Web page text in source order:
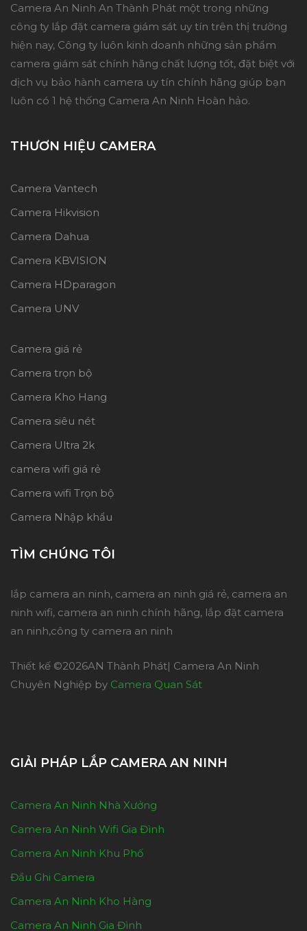
Camera An Ninh An Thành Phát một trong những
công ty lắp đặt camera giám sát uy tín trên thị trường
hiện nay, Công ty luôn kinh doanh những sản phẩm
camera giám sát chính hãng chất lượng tốt, đặt biệt với
dịch vụ bảo hành camera uy tín chính hãng giúp bạn
luôn có 1 hệ thống Camera An Ninh Hoàn hảo.
THƯƠN HIỆU CAMERA
Camera Vantech
Camera Hikvision
Camera Dahua
Camera KBVISION
Camera HDparagon
Camera UNV
Camera giá rẻ
Camera trọn bộ
Camera Kho Hang
Camera siêu nét
Camera Ultra 2k
camera wifi giá rẻ
Camera wifi Trọn bộ
Camera Nhập khẩu
TÌM CHÚNG TÔI
lắp camera an ninh, camera an ninh giá rẻ, camera an
ninh wifi, camera an ninh chính hãng, lắp đặt camera
an ninh,công ty camera an ninh
Thiết kế ©2026AN Thành Phát| Camera An Ninh
Chuyên Nghiệp by Camera Quan Sát
GIẢI PHÁP LẮP CAMERA AN NINH
Camera An Ninh Nhà Xưởng
Camera An Ninh Wifi Gia Đình
Camera An Ninh Khu Phố
Đầu Ghi Camera
Camera An Ninh Kho Hàng
Camera An Ninh Gia Đình